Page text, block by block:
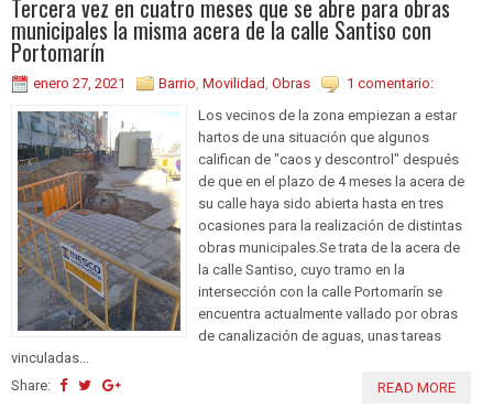
Tercera vez en cuatro meses que se abre para obras
municipales la misma acera de la calle Santiso con
Portomarín
enero 27, 2021 Barrio, Movilidad , Obras
1 comentario:
Los vecinos de la zona empiezan a estar
hartos de una situación que algunos
califican de "caos y descontrol" después
de que en el plazo de 4 meses la acera de
su calle haya sido abierta hasta en tres
ocasiones para la realización de distintas
obras municipales.Se trata de la acera de
la calle Santiso, cuyo tramo en la
intersección con la calle Portomarín se
encuentra actualmente vallado por obras
de canalización de aguas, unas tareas
vinculadas...
Share:
READ MORE